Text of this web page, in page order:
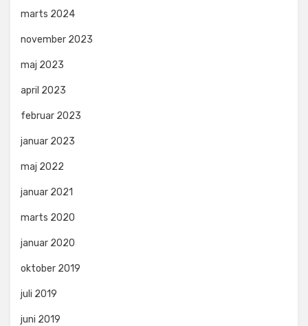
marts 2024
november 2023
maj 2023
april 2023
februar 2023
januar 2023
maj 2022
januar 2021
marts 2020
januar 2020
oktober 2019
juli 2019
juni 2019